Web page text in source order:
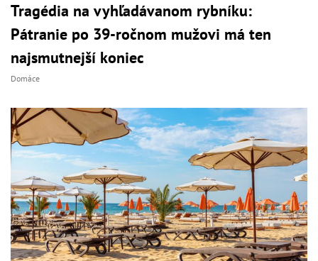
Tragédia na vyhľadávanom rybníku:
Pátranie po 39-ročnom mužovi má ten
najsmutnejší koniec
Domáce